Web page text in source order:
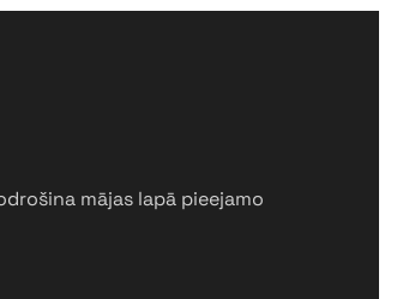
mājas lapā pieejamo